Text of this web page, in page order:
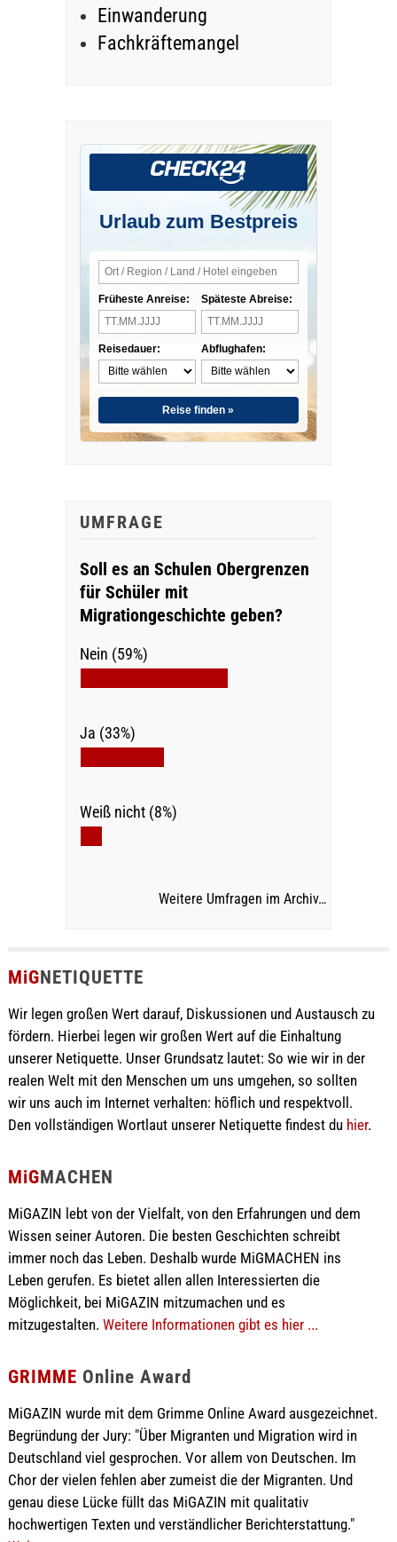
Einwanderung
Fachkräftemangel
Urlaub zum Bestpreis
Früheste Anreise:
Reisedauer:
Späteste Abreise:
Abflughafen:
Reise finden »
UMFRAGE
Soll es an Schulen Obergrenzen
für Schüler mit
Migrationgeschichte geben?
Nein (59%)
Ja (33%)
Weiß nicht (8%)
Weitere Umfragen im Archiv…
MiGNETIQUETTE
Wir legen großen Wert darauf, Diskussionen und Austausch zu
fördern. Hierbei legen wir großen Wert auf die Einhaltung
unserer Netiquette. Unser Grundsatz lautet: So wie wir in der
realen Welt mit den Menschen um uns umgehen, so sollten
wir uns auch im Internet verhalten: höflich und respektvoll.
Den vollständigen Wortlaut unserer Netiquette findest du hier.
MiGMACHEN
MiGAZIN lebt von der Vielfalt, von den Erfahrungen und dem
Wissen seiner Autoren. Die besten Geschichten schreibt
immer noch das Leben. Deshalb wurde MiGMACHEN ins
Leben gerufen. Es bietet allen allen Interessierten die
Möglichkeit, bei MiGAZIN mitzumachen und es
mitzugestalten. Weitere Informationen gibt es hier ...
GRIMME Online Award
MiGAZIN wurde mit dem Grimme Online Award ausgezeichnet.
Begründung der Jury: "Über Migranten und Migration wird in
Deutschland viel gesprochen. Vor allem von Deutschen. Im
Chor der vielen fehlen aber zumeist die der Migranten. Und
genau diese Lücke füllt das MiGAZIN mit qualitativ
hochwertigen Texten und verständlicher Berichterstattung."